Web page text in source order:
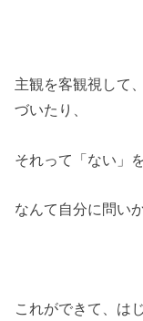
主観を客観視して
づいたり、
それって「ない」
なんて自分に問い
これができて、は